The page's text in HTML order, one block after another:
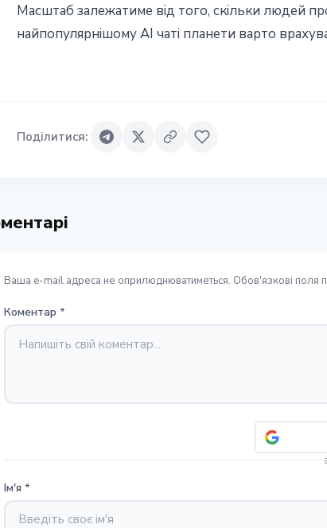
Масштаб залежатиме від того, скільки людей
найпопулярнішому AI чаті планети варто
Поділитися:
Ваша e-mail адреса не оприлюднюватиметься. Обов'язкові поля
Коментар *
Ім'я *